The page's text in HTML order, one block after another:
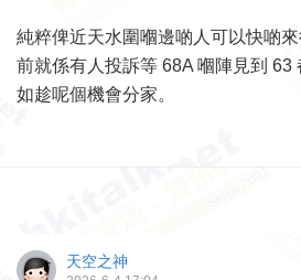
純粹俾近天水圍嗰邊啲人可以快啲
前就係有人投訴等 68A 嗰陣見到 63
如趁呢個機會分家。
天空之神